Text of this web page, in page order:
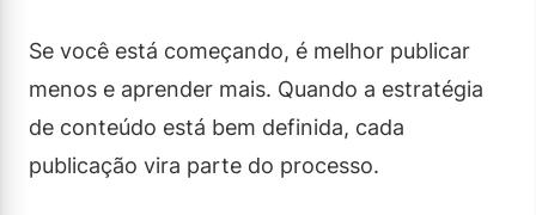
Se você está começando, é melhor publicar
menos e aprender mais. Quando a estratégia
de conteúdo está bem definida, cada
publicação vira parte do processo.